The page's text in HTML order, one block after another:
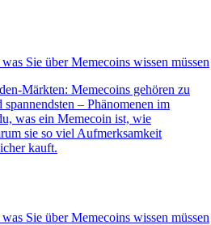
Sie über Memecoins wissen müssen
Märkten: Memecoins gehören zu
– Phänomenen im
was ein Memecoin ist, wie
sie so viel Aufmerksamkeit
kauft.
Sie über Memecoins wissen müssen